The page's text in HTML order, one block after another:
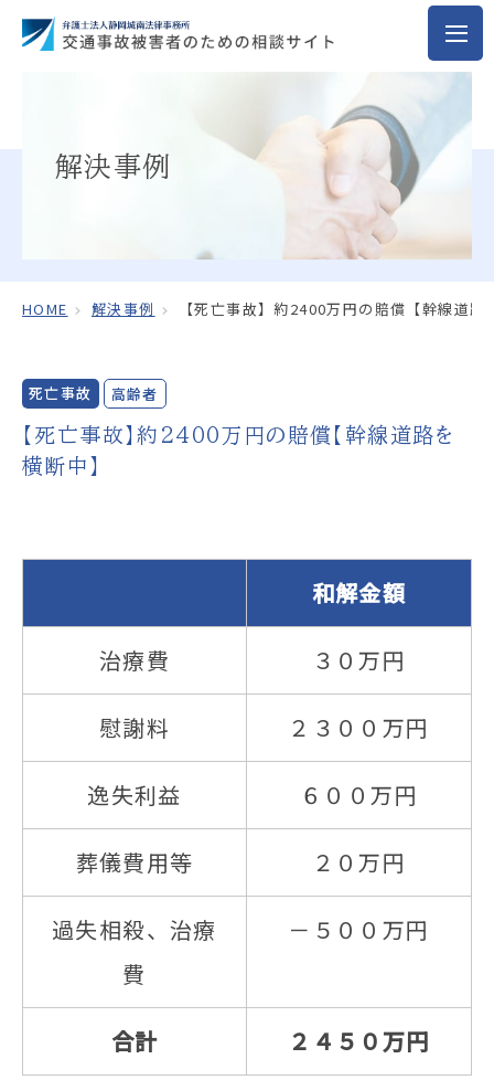
解決事例
HOME 解決事例 【死亡事故】約2400万円の賠償【幹線道路
死亡事故
高齢者
【死亡事故】約2400万円の賠償【幹線道路を
横断中】
和解金額
治療費 ３０万円
慰謝料 ２３００万円
逸失利益 ６００万円
葬儀費用等 ２０万円
過失相殺、治療
費
－５００万円
合計 ２４５０万円